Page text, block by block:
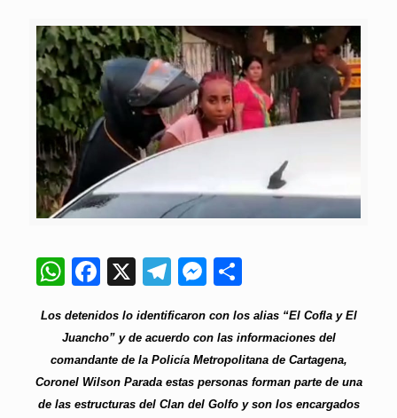
WhatsApp
Facebook
X Telegram
Messenger
Los detenidos lo identificaron con los alias “El Cofla y El
Juancho” y de acuerdo con las informaciones del
comandante de la Policía Metropolitana de Cartagena,
Coronel Wilson Parada estas personas forman parte de una
de las estructuras del Clan del Golfo y son los encargados